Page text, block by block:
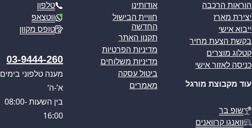
הוראות הרכבה
יצירת מארז
ייבוא אישי
בקשת הצעת מחיר
קטלוג מוצרים
כניסה לאזור אישי
עוד מקבוצת מורגל
שופ בר
וואנגו קרוואנים
אודותינו
חוויית הבישול
החדשה
תקנון האתר
מדיניות הפרטיות
מדיניות משלוחים
ביטול עסקה
מאמרים
טלפון
ווטצאפ
טופס מקוון
03-9444-260
מענה טלפוני בימים
א’-ה’
בין השעות 08:00-
16:00